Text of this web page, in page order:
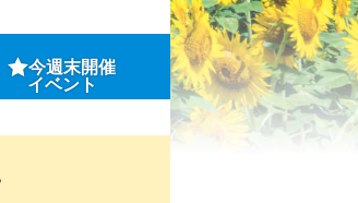
今週末開催
イベント